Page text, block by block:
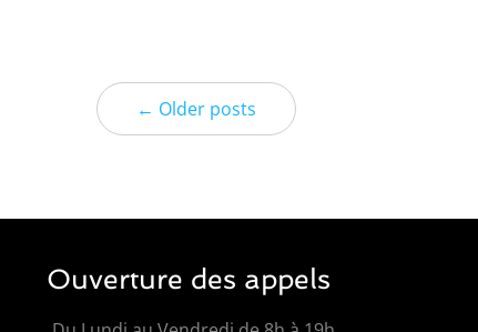
← Older posts
Ouverture des appels